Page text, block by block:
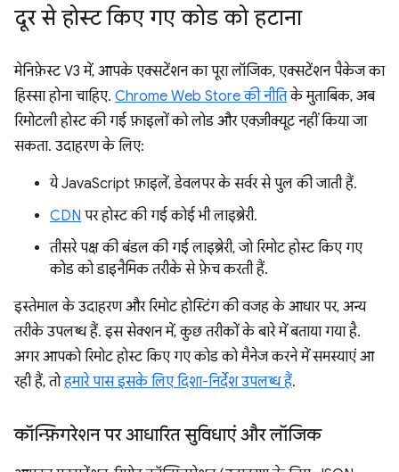
दूर से होस्ट किए गए कोड को हटाना
मेनिफ़ेस्ट V3 में, आपके एक्सटेंशन का पूरा लॉजिक, एक्सटेंशन पैकेज का
हिस्सा होना चाहिए. Chrome Web Store की नीतिके मुताबिक, अब
रिमोटली होस्ट की गई फ़ाइलों को लोड और एक्ज़ीक्यूट नहीं किया जा
सकता. उदाहरण के लिए:
ये JavaScript फ़ाइलें, डेवलपर के सर्वर से पुल की जाती हैं.
CDN पर होस्ट की गई कोई भी लाइब्रेरी.
तीसरे पक्ष की बंडल की गई लाइब्रेरी, जो रिमोट होस्ट किए गए
कोड को डाइनैमिक तरीके से फ़ेच करती हैं.
इस्तेमाल के उदाहरण और रिमोट होस्टिंग की वजह के आधार पर, अन्य
तरीके उपलब्ध हैं. इस सेक्शन में, कुछ तरीकों के बारे में बताया गया है.
अगर आपको रिमोट होस्ट किए गए कोड को मैनेज करने में समस्याएं आ
रही हैं, तोहमारे पास इसके लिए दिशा-निर्देश उपलब्ध हैं.
कॉन्फ़िगरेशन पर आधारित सुविधाएं और लॉजिक